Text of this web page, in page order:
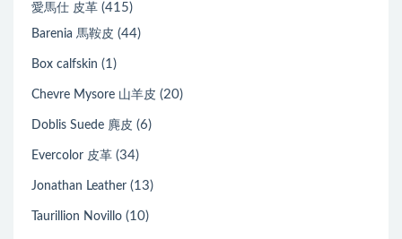
愛馬仕 皮革 (415)
Barenia 馬鞍皮 (44)
Box calfskin (1)
Chevre Mysore 山羊皮 (20)
Doblis Suede 麂皮 (6)
Evercolor 皮革 (34)
Jonathan Leather (13)
Taurillion Novillo (10)